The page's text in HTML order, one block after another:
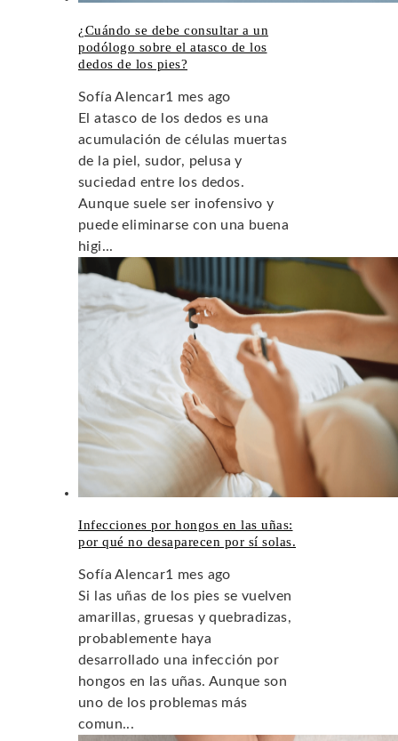
¿Cuándo se debe consultar a un
podólogo sobre el atasco de los
dedos de los pies?
Sofía Alencar1 mes ago
El atasco de los dedos es una
acumulación de células muertas
de la piel, sudor, pelusa y
suciedad entre los dedos.
Aunque suele ser inofensivo y
puede eliminarse con una buena
higi...
Infecciones por hongos en las uñas:
por qué no desaparecen por sí solas.
Sofía Alencar1 mes ago
Si las uñas de los pies se vuelven
amarillas, gruesas y quebradizas,
probablemente haya
desarrollado una infección por
hongos en las uñas. Aunque son
uno de los problemas más
comun...